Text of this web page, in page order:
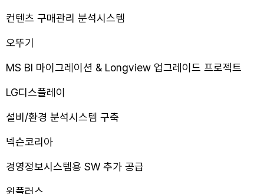
컨텐츠 구매관리 분석시스템
오뚜기
MS BI 마이그레이션 & Longview 업그레이드 프로젝트
LG디스플레이
설비/환경 분석시스템 구축
넥슨코리아
경영정보시스템용 SW 추가 공급
윈플러스